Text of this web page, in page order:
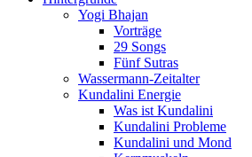
Yogi Bhajan
Vorträge
29 Songs
Fünf Sutras
Wassermann-Zeitalter
Kundalini Energie
Was ist Kundalini
Kundalini Probleme
Kundalini und Mond